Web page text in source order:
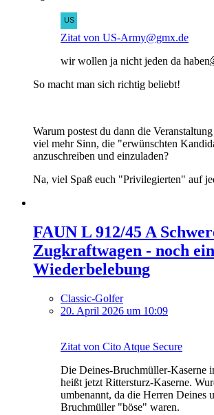
Zitat von US-Army@gmx.de
wir wollen ja nicht jeden da
So macht man sich richtig beliebt!
Warum postest du dann die
viel mehr Sinn, die "erwünschten
anzuschreiben und einzuladen?
Na, viel Spaß euch "Privilegierten" auf
FAUN L 912/45 A
Zugkraftwagen - noch
Wiederbelebung
Classic-Golfer
20. April 2026 um 10:09
Zitat von Cito Atque Secure
Die Deines-Bruchmüller-Kaserne
heißt jetzt Rittersturz-Kaserne.
umbenannt, da die Herren Deines
Bruchmüller "böse" waren.